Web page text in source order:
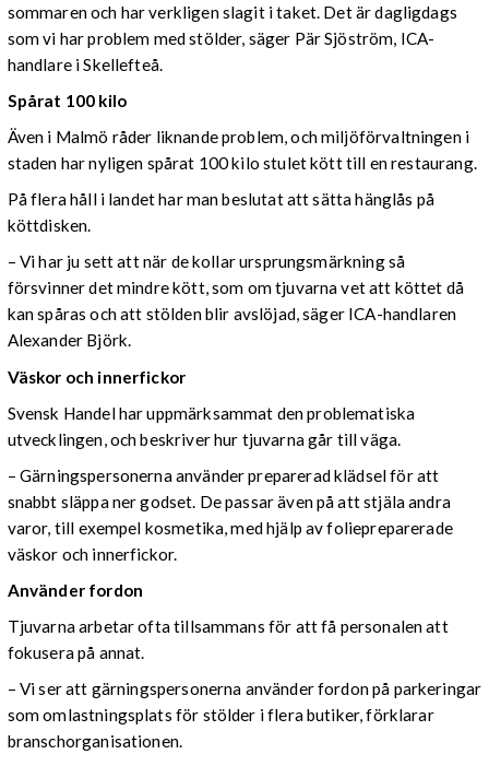
sommaren och har verkligen slagit i taket. Det är dagligdags
som vi har problem med stölder, säger Pär Sjöström, ICA-
handlare i Skellefteå.
Spårat 100 kilo
Även i Malmö råder liknande problem, och miljöförvaltningen i
staden har nyligen spårat 100 kilo stulet kött till en restaurang.
På flera håll i landet har man beslutat att sätta hänglås på
köttdisken.
– Vi har ju sett att när de kollar ursprungsmärkning så
försvinner det mindre kött, som om tjuvarna vet att köttet då
kan spåras och att stölden blir avslöjad, säger ICA-handlaren
Alexander Björk.
Väskor och innerfickor
Svensk Handel har uppmärksammat den problematiska
utvecklingen, och beskriver hur tjuvarna går till väga.
– Gärningspersonerna använder preparerad klädsel för att
snabbt släppa ner godset. De passar även på att stjäla andra
varor, till exempel kosmetika, med hjälp av foliepreparerade
väskor och innerfickor.
Använder fordon
Tjuvarna arbetar ofta tillsammans för att få personalen att
fokusera på annat.
– Vi ser att gärningspersonerna använder fordon på parkeringar
som omlastningsplats för stölder i flera butiker, förklarar
branschorganisationen.